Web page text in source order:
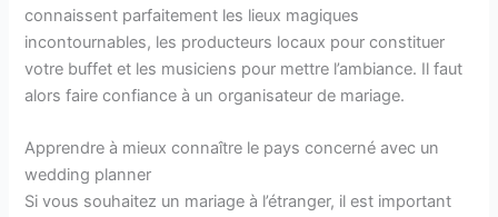
connaissent parfaitement les lieux magiques
incontournables, les producteurs locaux pour constituer
votre buffet et les musiciens pour mettre l’ambiance. Il faut
alors faire confiance à un organisateur de mariage.
Apprendre à mieux connaître le pays concerné avec un
wedding planner
Si vous souhaitez un mariage à l’étranger, il est important